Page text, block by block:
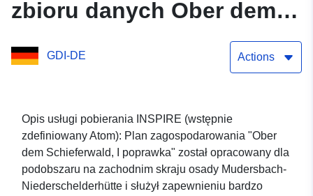
zbioru danych Ober dem
Schieferwald, 1. zmiana
GDI-DE Actions
Opis usługi pobierania INSPIRE (wstępnie
zdefiniowany Atom): Plan zagospodarowania "Ober
dem Schieferwald, I poprawka" został opracowany dla
podobszaru na zachodnim skraju osady Mudersbach-
Niederschelderhütte i służył zapewnieniu bardzo